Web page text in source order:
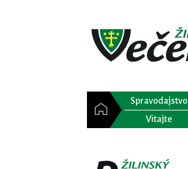
Spravodajstvo
Vitajte